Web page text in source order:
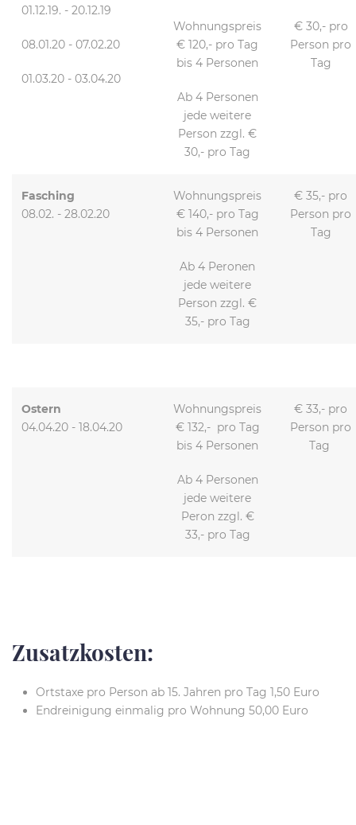
01.12.19. - 20.12.19
08.01.20 - 07.02.20
01.03.20 - 03.04.20
Wohnungspreis
€ 120,- pro Tag
bis 4 Personen
Ab 4 Personen
jede weitere
Person zzgl. €
30,- pro Tag
€ 30,- pro
Person pro
Tag
Fasching
08.02. - 28.02.20
Wohnungspreis
€ 140,- pro Tag
bis 4 Personen
Ab 4 Peronen
jede weitere
Person zzgl. €
35,- pro Tag
€ 35,- pro
Person pro
Tag
Ostern
04.04.20 - 18.04.20
Wohnungspreis
€ 132,- pro Tag
bis 4 Personen
Ab 4 Personen
jede weitere
Peron zzgl. €
33,- pro Tag
€ 33,- pro
Person pro
Tag
Zusatzkosten:
Ortstaxe pro Person ab 15. Jahren pro Tag 1,50 Euro
Endreinigung einmalig pro Wohnung 50,00 Euro